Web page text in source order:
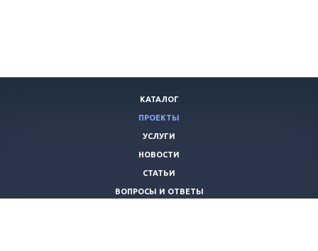
КАТАЛОГ
ПРОЕКТЫ
УСЛУГИ
НОВОСТИ
СТАТЬИ
ВОПРОСЫ И ОТВЕТЫ